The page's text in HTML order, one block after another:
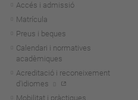
Accés i admissió
Matrícula
Preus i beques
Calendari i normatives
acadèmiques
Acreditació i reconeixement
d'idiomes
Mobilitat i pràctiques